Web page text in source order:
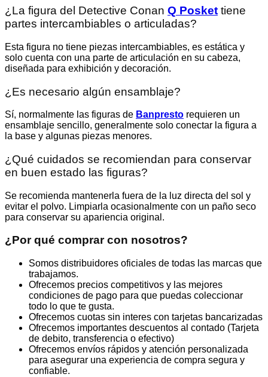
¿La figura del Detective Conan Q Posket tiene
partes intercambiables o articuladas?
Esta figura no tiene piezas intercambiables, es estática y
solo cuenta con una parte de articulación en su cabeza,
diseñada para exhibición y decoración.
¿Es necesario algún ensamblaje?
Sí, normalmente las figuras de Banpresto requieren un
ensamblaje sencillo, generalmente solo conectar la figura a
la base y algunas piezas menores.
¿Qué cuidados se recomiendan para conservar
en buen estado las figuras?
Se recomienda mantenerla fuera de la luz directa del sol y
evitar el polvo. Limpiarla ocasionalmente con un paño seco
para conservar su apariencia original.
¿Por qué comprar con nosotros?
Somos distribuidores oficiales de todas las marcas que
trabajamos.
Ofrecemos precios competitivos y las mejores
condiciones de pago para que puedas coleccionar
todo lo que te gusta.
Ofrecemos cuotas sin interes con tarjetas bancarizadas
Ofrecemos importantes descuentos al contado (Tarjeta
de debito, transferencia o efectivo)
Ofrecemos envíos rápidos y atención personalizada
para asegurar una experiencia de compra segura y
confiable.